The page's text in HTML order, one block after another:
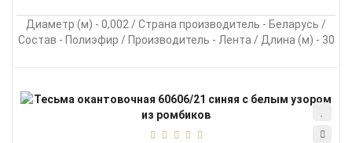
Диаметр (м) - 0,002 / Страна производитель - Беларусь /
Состав - Полиэфир / Производитель - Лента / Длина (м) - 30